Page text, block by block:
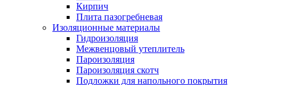
Кирпич
Плита пазогребневая
Изоляционные материалы
Гидроизоляция
Межвенцовый утеплитель
Пароизоляция
Пароизоляция скотч
Подложки для напольного покрытия